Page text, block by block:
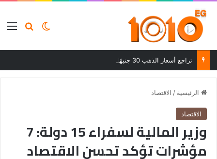
بحثالوضع
الرئيسية / الاقتصاد
الاقتصاد
وزير المالية لسفراء 15 دولة: 7
مؤشرات تؤكد تحسن الاقتصاد